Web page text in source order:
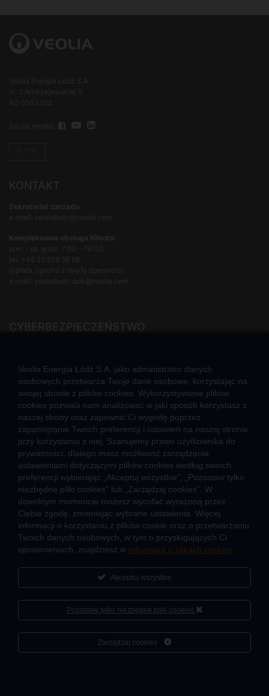
CYBERBEZPIECZEŃSTWO
CIEPŁO SYSTEMOWE
Zalety ciepła systemowego
Ciepło przez cały rok
Usługi okołociepłownicze
Informacje ciepła systemowego
JAK POWSTAJE CIEPŁO
ŹRÓDŁA CIEPŁA
Mapa sieci ciepłowniczej
KIERUNKI ROZWOJU SIECI CIEPŁOWNICZEJ
CO TO JEST KOGENERACJA
Veolia Energia Łódź S.A. jako administrator danych
osobowych przetwarza Twoje dane osobowe, korzystając na
swojej stronie z plików cookies. Wykorzystywanie plików
cookies pozwala nam analizować w jaki sposób korzystasz z
naszej strony oraz zapewnić Ci wygodę poprzez
zapamiętanie Twoich preferencji i ustawień na naszej stronie
przy korzystaniu z niej. Szanujemy prawo użytkownika do
prywatności, dlatego masz możliwość zarządzania
ustawieniami dotyczącymi plików cookies według swoich
preferencji wybierając „Akceptuj wszystkie”, „Pozostaw tylko
niezbędne pliki cookies” lub „Zarządzaj cookies”. W
dowolnym momencie możesz wycofać wyrażoną przez
Ciebie zgodę, zmieniając wybrane ustawienia. Więcej
informacji o korzystaniu z plików cookie oraz o przetwarzaniu
Twoich danych osobowych, w tym o przysługujących Ci
uprawnieniach, znajdziesz w Informacji o plikach cookies
Akceptuj wszystkie
Pozostaw tylko niezbędne pliki cookies
Zarządzaj cookiesCześć, porozmawiaj ze mną